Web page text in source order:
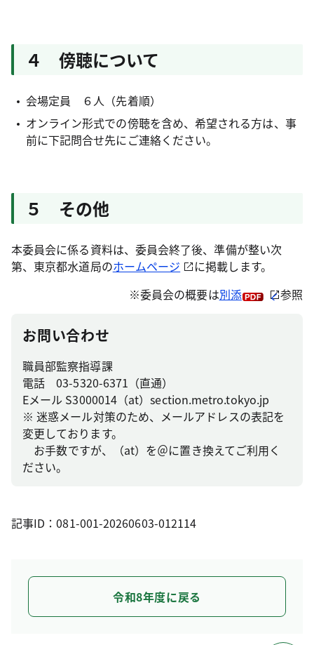
４ 傍聴について
会場定員 ６人（先着順）
オンライン形式での傍聴を含め、希望される方は、事
前に下記問合せ先にご連絡ください。
５ その他
本委員会に係る資料は、委員会終了後、準備が整い次
第、東京都水道局のホームページ
に掲載します。
※委員会の概要は別添 参照
お問い合わせ
職員部監察指導課
電話 03-5320-6371（直通）
Eメール S3000014（at）section.metro.tokyo.jp
※ 迷惑メール対策のため、メールアドレスの表記を
変更しております。
お手数ですが、（at）を＠に置き換えてご利用く
ださい。
記事ID：081-001-20260603-012114
令和8年度に戻る